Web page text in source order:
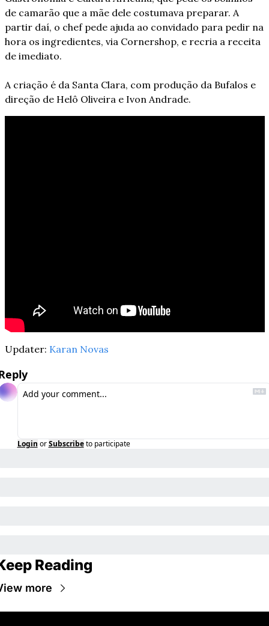
de camarão que a mãe dele costumava preparar. A
partir daí, o chef pede ajuda ao convidado para pedir na
hora os ingredientes, via Cornershop, e recria a receita
de imediato.
A criação é da Santa Clara, com produção da Bufalos e
direção de Helô Oliveira e Ivon Andrade.
Updater: Karan Novas
Login or Subscribe to participate
Reading
more